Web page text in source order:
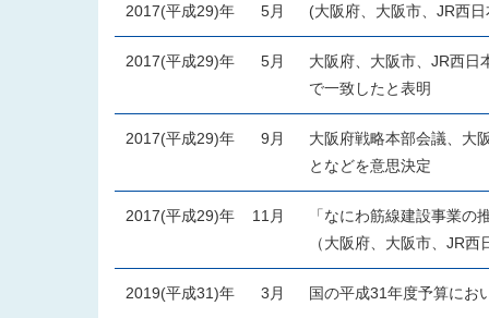
2017(平成29)年
5月
(大阪府、大阪市、JR西
2017(平成29)年 5月
大阪府、大阪市、JR西日
で一致したと表明
2017(平成29)年 9月
大阪府戦略本部会議、大
となどを意思決定
2017(平成29)年 11月
「なにわ筋線建設事業の
（大阪府、大阪市、JR
2019(平成31)年 3月 国の平成31年度予算にお